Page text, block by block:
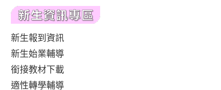
新生報到資訊
新生始業輔導
銜接教材下載
適性轉學輔導